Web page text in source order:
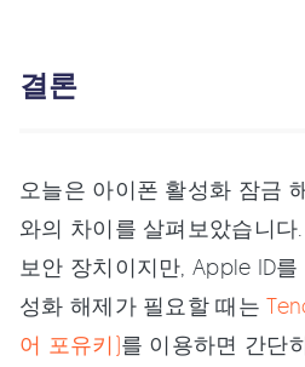
결론
오늘은 아이폰 활성화 잠금
와의 차이를 살펴보았습니
보안 장치이지만, Apple ID
성화 해제가 필요할 때는
어 포유키)를 이용하면 간단